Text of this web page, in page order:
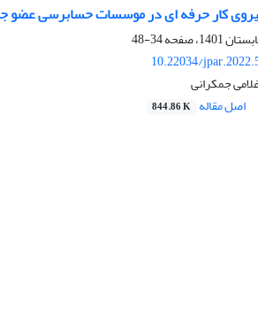
کار حرفه ای در موسسات حسابرسی عضو
34-48
10.22034/
جمکرانی
اصل مقاله 844.86 K